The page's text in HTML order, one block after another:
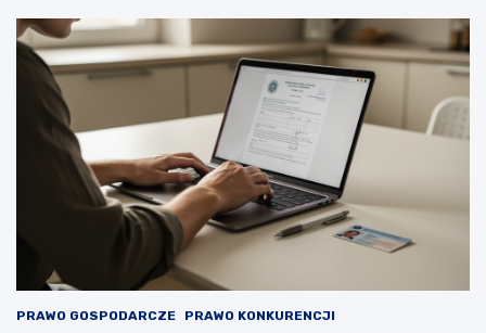
PRAWO GOSPODARCZE PRAWO KONKURENCJI